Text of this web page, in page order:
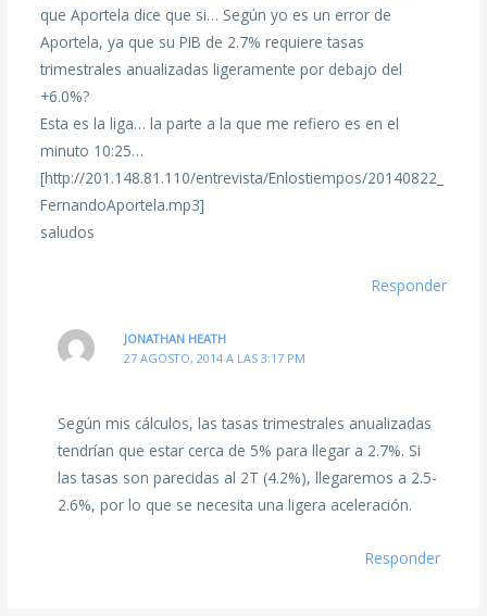
que Aportela dice que si… Según yo es un error de
Aportela, ya que su PIB de 2.7% requiere tasas
trimestrales anualizadas ligeramente por debajo del
+6.0%?
Esta es la liga… la parte a la que me refiero es en el
minuto 10:25…
[http://201.148.81.110/entrevista/Enlostiempos/20140822_
FernandoAportela.mp3]
saludos
Responder
JONATHAN HEATH
27 AGOSTO, 2014 A LAS 3:17 PM
Según mis cálculos, las tasas trimestrales anualizadas
tendrían que estar cerca de 5% para llegar a 2.7%. Si
las tasas son parecidas al 2T (4.2%), llegaremos a 2.5-
2.6%, por lo que se necesita una ligera aceleración.
Responder